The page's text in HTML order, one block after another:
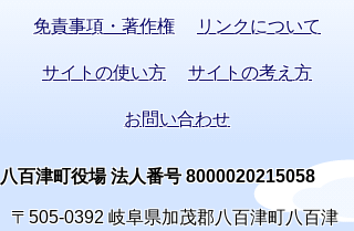
免責事項・著作権 リンクについて
サイトの使い方 サイトの考え方
お問い合わせ
八百津町役場 法人番号 8000020215058
〒505-0392 岐阜県加茂郡八百津町八百津